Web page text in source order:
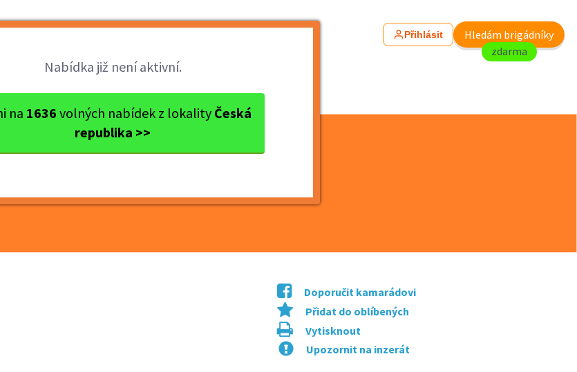
Přihlásit
Hledám brigádníky
zdarma
Nabídka již není aktivní.
na 1636 volných nabídek z lokality Česká
republika >>
Olomouc Pomocné práce v tiskárně - ...
- mzda 160 Kč /
Doporučit kamarádovi
Přidat do oblíbených
Vytisknout
Upozornit na inzerát